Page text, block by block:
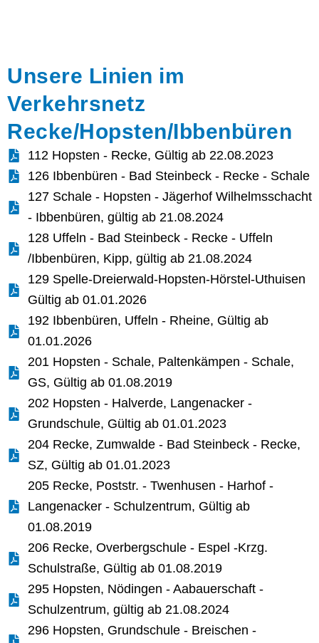
Unsere Linien im
Verkehrsnetz
Recke/Hopsten/Ibbenbüren
112 Hopsten - Recke, Gültig ab 22.08.2023
126 Ibbenbüren - Bad Steinbeck - Recke - Schale
127 Schale - Hopsten - Jägerhof Wilhelmsschacht
- Ibbenbüren, gültig ab 21.08.2024
128 Uffeln - Bad Steinbeck - Recke - Uffeln
/Ibbenbüren, Kipp, gültig ab 21.08.2024
129 Spelle-Dreierwald-Hopsten-Hörstel-Uthuisen
Gültig ab 01.01.2026
192 Ibbenbüren, Uffeln - Rheine, Gültig ab
01.01.2026
201 Hopsten - Schale, Paltenkämpen - Schale,
GS, Gültig ab 01.08.2019
202 Hopsten - Halverde, Langenacker -
Grundschule, Gültig ab 01.01.2023
204 Recke, Zumwalde - Bad Steinbeck - Recke,
SZ, Gültig ab 01.01.2023
205 Recke, Poststr. - Twenhusen - Harhof -
Langenacker - Schulzentrum, Gültig ab
01.08.2019
206 Recke, Overbergschule - Espel -Krzg.
Schulstraße, Gültig ab 01.08.2019
295 Hopsten, Nödingen - Aabauerschaft -
Schulzentrum, gültig ab 21.08.2024
296 Hopsten, Grundschule - Breischen -